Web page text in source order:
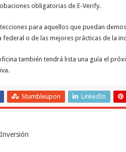
obligatorias de E-Verify.
para aquellos que puedan
federal o de las mejores prácticas de la
también tendrá lista una guía el
Stumbleupon LinkedIn